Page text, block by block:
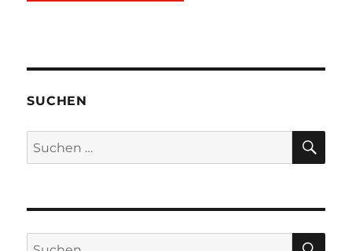
SUCHEN
Suchen
nach:
Suchen